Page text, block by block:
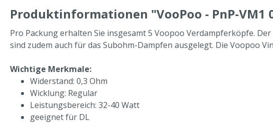
Produktinformationen "VooPoo - PnP-VM1
Pro Packung erhalten Sie insgesamt 5 Voopoo Verdampferköpfe.
sind zudem auch für das Subohm-Dampfen ausgelegt. Die Voopoo
Wichtige Merkmale:
Widerstand: 0,3 Ohm
Wicklung: Regular
Leistungsbereich: 32-40 Watt
geeignet für DL